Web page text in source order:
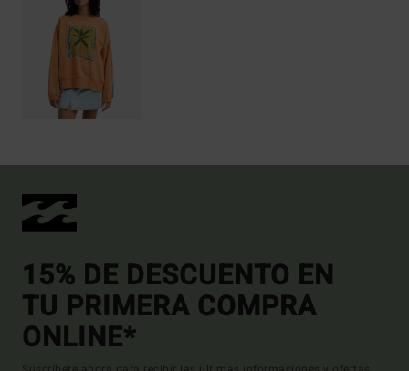
15% DE DESCUENTO EN
TU PRIMERA COMPRA
ONLINE*